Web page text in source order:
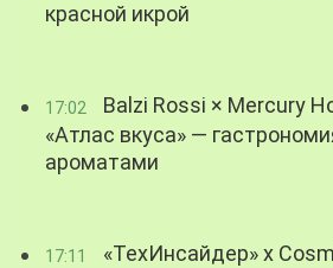
красной икрой
17:02
Balzi Rossi × Mercury
«Атлас вкуса» —
ароматами
17:11 «ТехИнсайдер» х